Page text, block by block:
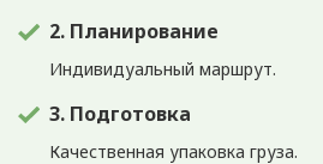
2. Планирование
Индивидуальный маршрут.
3. Подготовка
Качественная упаковка груза.